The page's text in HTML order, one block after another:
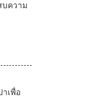
ความ
เพื่อ